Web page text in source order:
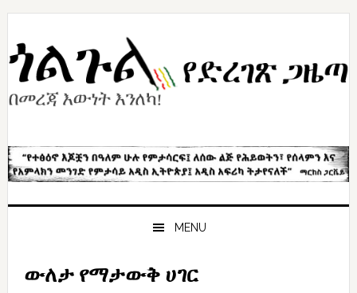
Skip
primary
navigation
Skip
content
Skip
primary
sidebar
MENU
ውለታ የማታውቅ ሀገር